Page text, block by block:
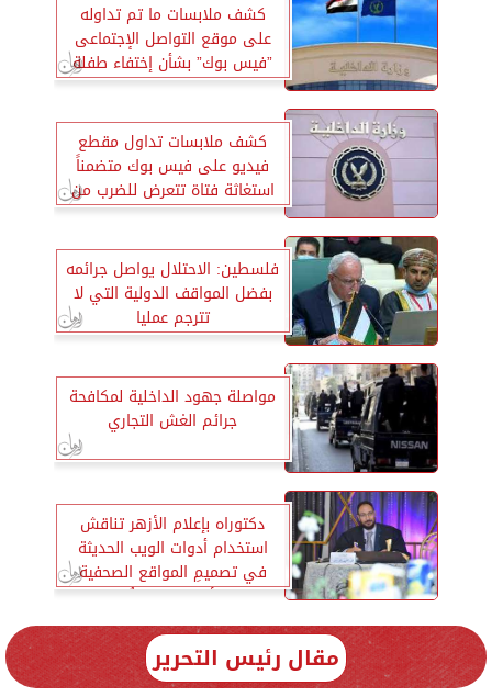
كشف ملابسات ما تم تداوله
على موقع التواصل الإجتماعى
”فيس بوك” بشأن إختفاء طفلة
بمنطقة إمبابة بالجيزة
كشف ملابسات تداول مقطع
فيديو على فيس بوك متضمناً
استغاثة فتاة تتعرض للضرب من
قبل والديها
فلسطين: الاحتلال يواصل جرائمه
بفضل المواقف الدولية التي لا
تترجم عمليا
مواصلة جهود الداخلية لمكافحة
جرائم الغش التجاري
دكتوراه بإعلام الأزهر تناقش
استخدام أدوات الويب الحديثة
في تصميمِ المواقع الصحفية
العربية والأجنبية وعلاقتُها بتفاعلِ
المستخدمين
مقال رئيس التحرير